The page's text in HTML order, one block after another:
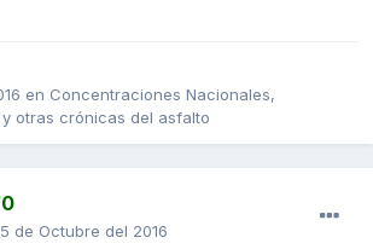
en Concentraciones Nacionales,
otras crónicas del asfalto
de Octubre del 2016